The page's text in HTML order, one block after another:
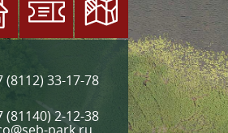
(8112) 33-17-78
(81140) 2-12-38